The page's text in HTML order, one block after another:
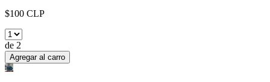
$100 CLP
de 2
Agregar al carro